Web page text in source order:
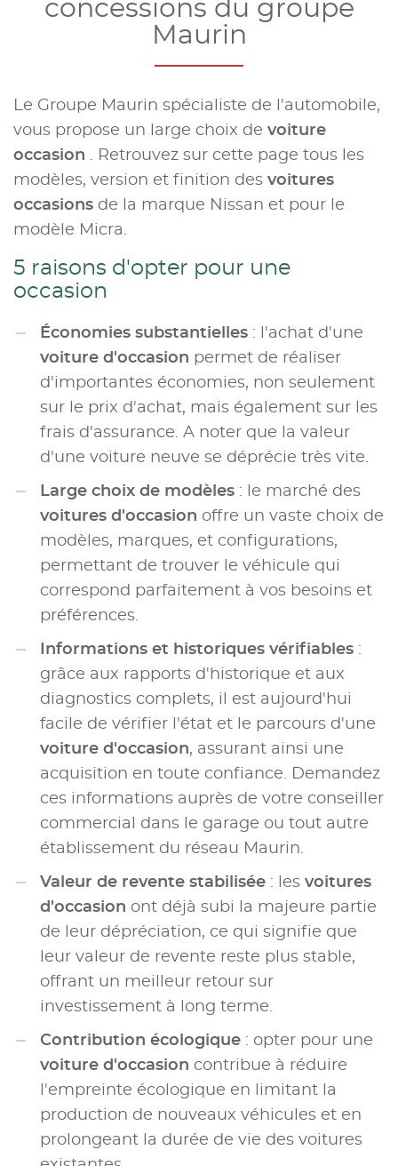
concessions du groupe
Maurin
Le Groupe Maurin spécialiste de l'automobile,
vous propose un large choix de voiture
occasion . Retrouvez sur cette page tous les
modèles, version et finition des voitures
occasions de la marque Nissan et pour le
modèle Micra.
5 raisons d'opter pour une
occasion
Économies substantielles : l'achat d'une
voiture d'occasion permet de réaliser
d'importantes économies, non seulement
sur le prix d'achat, mais également sur les
frais d'assurance. A noter que la valeur
d'une voiture neuve se déprécie très vite.
Large choix de modèles : le marché des
voitures d'occasion offre un vaste choix de
modèles, marques, et configurations,
permettant de trouver le véhicule qui
correspond parfaitement à vos besoins et
préférences.
Informations et historiques vérifiables :
grâce aux rapports d'historique et aux
diagnostics complets, il est aujourd'hui
facile de vérifier l'état et le parcours d'une
voiture d'occasion, assurant ainsi une
acquisition en toute confiance. Demandez
ces informations auprès de votre conseiller
commercial dans le garage ou tout autre
établissement du réseau Maurin.
Valeur de revente stabilisée : les voitures
d'occasion ont déjà subi la majeure partie
de leur dépréciation, ce qui signifie que
leur valeur de revente reste plus stable,
offrant un meilleur retour sur
investissement à long terme.
Contribution écologique : opter pour une
voiture d'occasion contribue à réduire
l'empreinte écologique en limitant la
production de nouveaux véhicules et en
prolongeant la durée de vie des voitures